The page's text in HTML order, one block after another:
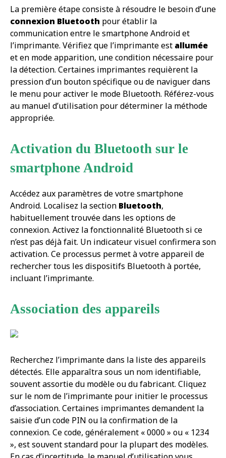
La première étape consiste à résoudre le besoin d’une
connexion Bluetooth pour établir la
communication entre le smartphone Android et
l’imprimante. Vérifiez que l’imprimante est allumée
et en mode apparition, une condition nécessaire pour
la détection. Certaines imprimantes requièrent la
pression d’un bouton spécifique ou de naviguer dans
le menu pour activer le mode Bluetooth. Référez-vous
au manuel d’utilisation pour déterminer la méthode
appropriée.
Activation du Bluetooth sur le
smartphone Android
Accédez aux paramètres de votre smartphone
Android. Localisez la section Bluetooth,
habituellement trouvée dans les options de
connexion. Activez la fonctionnalité Bluetooth si ce
n’est pas déjà fait. Un indicateur visuel confirmera son
activation. Ce processus permet à votre appareil de
rechercher tous les dispositifs Bluetooth à portée,
incluant l’imprimante.
Association des appareils
Recherchez l’imprimante dans la liste des appareils
détectés. Elle apparaîtra sous un nom identifiable,
souvent assortie du modèle ou du fabricant. Cliquez
sur le nom de l’imprimante pour initier le processus
d’association. Certaines imprimantes demandent la
saisie d’un code PIN ou la confirmation de la
connexion. Ce code, généralement « 0000 » ou « 1234
», est souvent standard pour la plupart des modèles.